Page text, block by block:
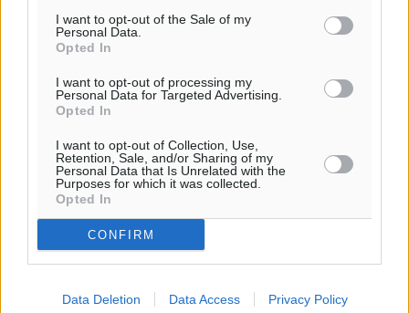
I want to opt-out of the Sale of my
Personal Data.
Opted In
I want to opt-out of processing my
Personal Data for Targeted Advertising.
Opted In
I want to opt-out of Collection, Use,
Retention, Sale, and/or Sharing of my
Personal Data that Is Unrelated with the
Purposes for which it was collected.
Opted In
CONFIRM
Data Deletion Data Access Privacy Policy
Υπενθύμιση:
Για την μερική αναπαραγωγή της είδησης από άλλες
ιστοσελίδες είναι απαραίτητη η χρήση του παρακάτω
παρεχόμενου συνδέσμου παραπομπής προς το άρθρο
της Δημοκρατικής.